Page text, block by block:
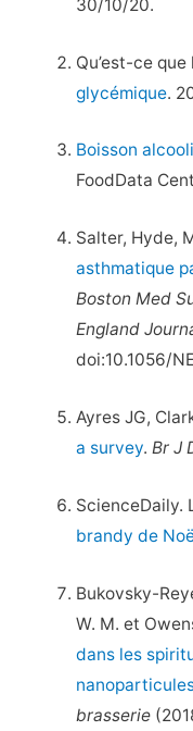
30/10/20.
Qu’est-ce que
glycémique.
Boisson
FoodData
Salter, Hyde,
asthmatique
Boston Med
England
doi:10.1056/
Ayres JG,
a survey.Br J
ScienceDaily.
brandy de
Bukovsky-
W. M. et
dans les
brasserie